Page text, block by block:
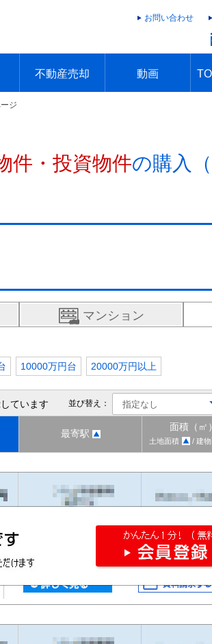
お問い合わせ
件
件
不動産売却 動画
ジ
件・投資物件の購入
マンション
10000万円台 20000万円以上
ています 並び替え：
最寄駅
面積（㎡）
土地面積 / 建